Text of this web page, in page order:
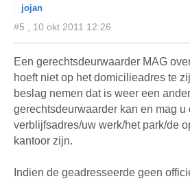
jojan
#5 , 10 okt 2011 12:26
Een gerechtsdeurwaarder MAG
hoeft niet op het domicilieadres te
beslag nemen dat is weer een
gerechtsdeurwaarder kan en mag u
verblijfsadres/uw werk/het park/de
kantoor zijn.
Indien de geadresseerde geen